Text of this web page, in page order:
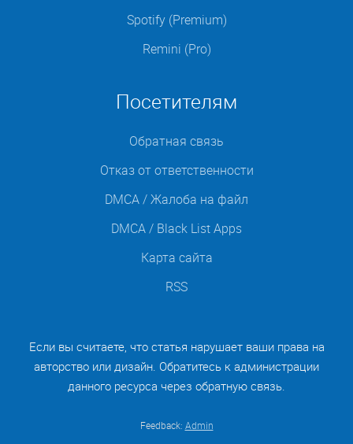
Spotify (Premium)
Remini (Pro)
Посетителям
Обратная связь
Отказ от ответственности
DMCA / Жалоба на файл
DMCA / Black List Apps
Карта сайта
RSS
Если вы считаете, что статья нарушает ваши права на
авторство или дизайн. Обратитесь к администрации
данного ресурса через обратную связь.
Feedback: Admin